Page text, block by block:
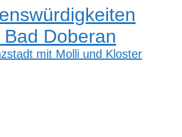
Bad Doberan
mit Molli und Kloster